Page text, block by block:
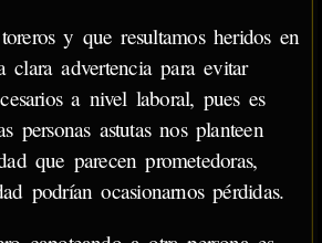
y que resultamos heridos en
clara advertencia para evitar
a nivel laboral, pues es
personas astutas nos planteen
que parecen prometedoras,
podrían ocasionarnos pérdidas.